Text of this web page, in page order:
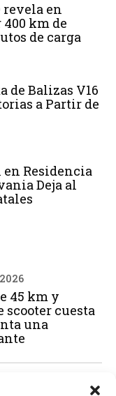
revela en
km de
de carga
de Balizas V16
a Partir de
Residencia
Deja al
45 km y
scooter cuesta
una
2025